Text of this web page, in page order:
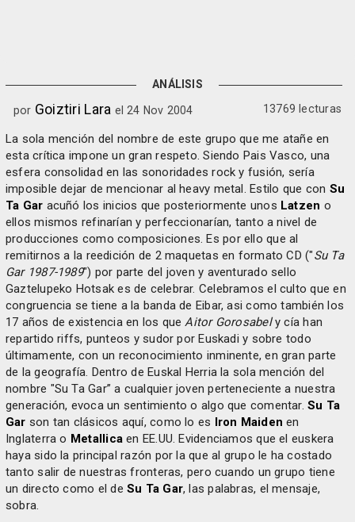
ANÁLISIS
por Goiztiri Lara el 24 Nov 2004 13769 lecturas
La sola mención del nombre de este grupo que me atañe en
esta crítica impone un gran respeto. Siendo Pais Vasco, una
esfera consolidad en las sonoridades rock y fusión, sería
imposible dejar de mencionar al heavy metal. Estilo que con Su
Ta Gar acuñó los inicios que posteriormente unos Latzen o
ellos mismos refinarían y perfeccionarían, tanto a nivel de
producciones como composiciones. Es por ello que al
remitirnos a la reedición de 2 maquetas en formato CD ("Su Ta
Gar 1987-1989") por parte del joven y aventurado sello
Gaztelupeko Hotsak es de celebrar. Celebramos el culto que en
congruencia se tiene a la banda de Eibar, asi como también los
17 años de existencia en los queAitor Gorosabely cía han
repartido riffs, punteos y sudor por Euskadi y sobre todo
últimamente, con un reconocimiento inminente, en gran parte
de la geografía. Dentro de Euskal Herria la sola mención del
nombre "Su Ta Gar” a cualquier joven perteneciente a nuestra
generación, evoca un sentimiento o algo que comentar.Su Ta
Gar son tan clásicos aquí, como lo es Iron Maiden en
Inglaterra o Metallicaen EE.UU. Evidenciamos que el euskera
haya sido la principal razón por la que al grupo le ha costado
tanto salir de nuestras fronteras, pero cuando un grupo tiene
un directo como el de Su Ta Gar, las palabras, el mensaje,
sobra.